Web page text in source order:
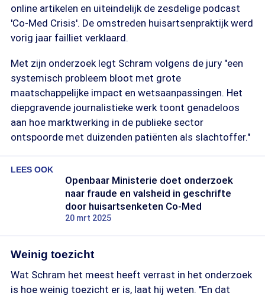
online artikelen en uiteindelijk de zesdelige podcast
'Co-Med Crisis'. De omstreden huisartsenpraktijk werd
vorig jaar failliet verklaard.
Met zijn onderzoek legt Schram volgens de jury "een
systemisch probleem bloot met grote
maatschappelijke impact en wetsaanpassingen. Het
diepgravende journalistieke werk toont genadeloos
aan hoe marktwerking in de publieke sector
ontspoorde met duizenden patiënten als slachtoffer."
LEES OOK
Openbaar Ministerie doet onderzoek
naar fraude en valsheid in geschrifte
door huisartsenketen Co-Med
20 mrt 2025
Weinig toezicht
Wat Schram het meest heeft verrast in het onderzoek
is hoe weinig toezicht er is, laat hij weten. "En dat